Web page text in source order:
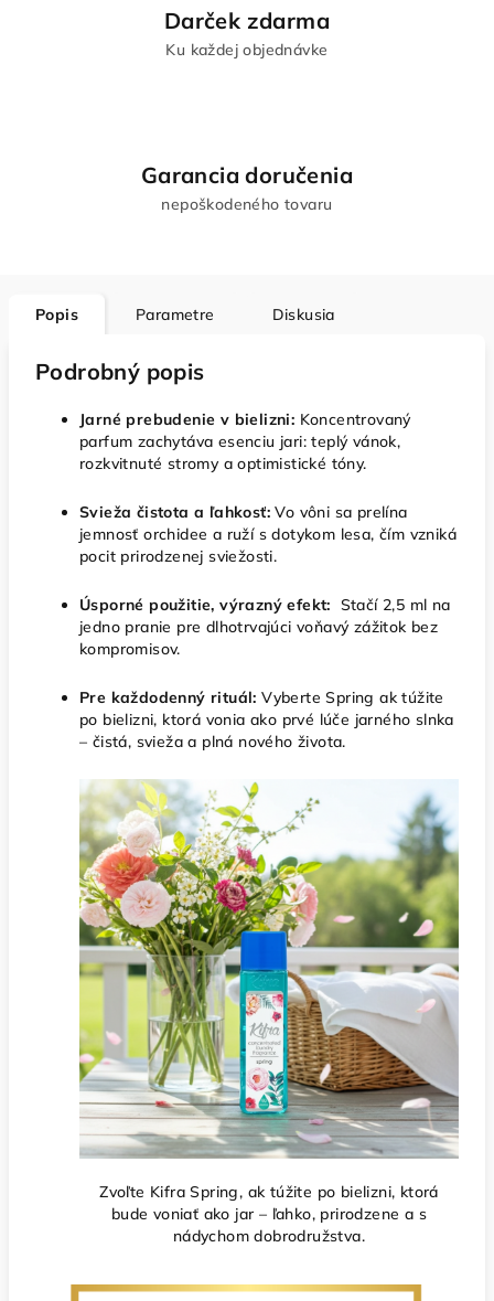
Darček zdarma
Ku každej objednávke
Garancia doručenia
nepoškodeného tovaru
Popis Parametre Diskusia
Podrobný popis
Jarné prebudenie v bielizni: Koncentrovaný
parfum zachytáva esenciu jari: teplý vánok,
rozkvitnuté stromy a optimistické tóny.
Svieža čistota a ľahkosť:Vo vôni sa prelína
jemnosť orchidee a ruží s dotykom lesa, čím vzniká
pocit prirodzenej sviežosti.
Úsporné použitie, výrazný efekt: Stačí 2,5 ml na
jedno pranie pre dlhotrvajúci voňavý zážitok bez
kompromisov.
Pre každodenný rituál: Vyberte Spring ak túžite
po bielizni, ktorá vonia ako prvé lúče jarného slnka
– čistá, svieža a plná nového života.
Zvoľte Kifra Spring, ak túžite po bielizni, ktorá
bude voniať ako jar – ľahko, prirodzene a s
nádychom dobrodružstva.